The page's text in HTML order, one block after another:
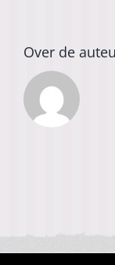
Over de